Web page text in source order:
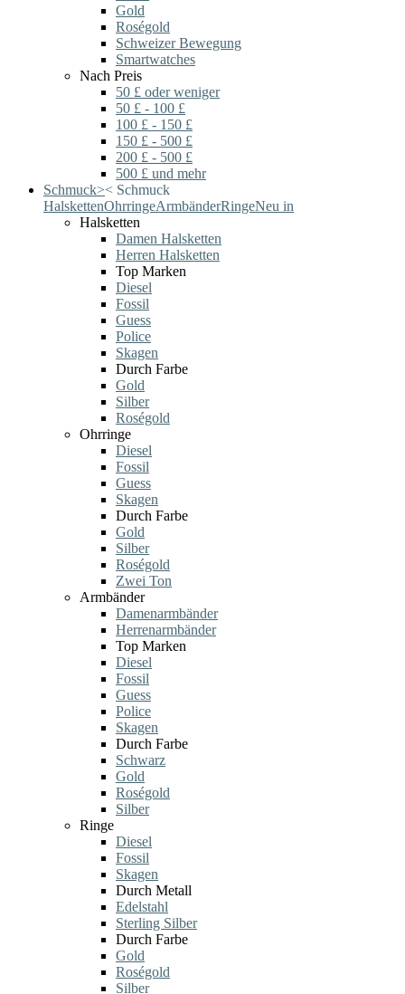
Gold
Roségold
Schweizer Bewegung
Smartwatches
Nach Preis
50 £ oder weniger
50 £ - 100 £
100 £ - 150 £
150 £ - 500 £
200 £ - 500 £
500 £ und mehr
Schmuck>< Schmuck
HalskettenOhrringeArmbänderRingeNeu in
Halsketten
Damen Halsketten
Herren Halsketten
Top Marken
Diesel
Fossil
Guess
Police
Skagen
Durch Farbe
Gold
Silber
Roségold
Ohrringe
Diesel
Fossil
Guess
Skagen
Durch Farbe
Gold
Silber
Roségold
Zwei Ton
Armbänder
Damenarmbänder
Herrenarmbänder
Top Marken
Diesel
Fossil
Guess
Police
Skagen
Durch Farbe
Schwarz
Gold
Roségold
Silber
Ringe
Diesel
Fossil
Skagen
Durch Metall
Edelstahl
Sterling Silber
Durch Farbe
Gold
Roségold
Silber